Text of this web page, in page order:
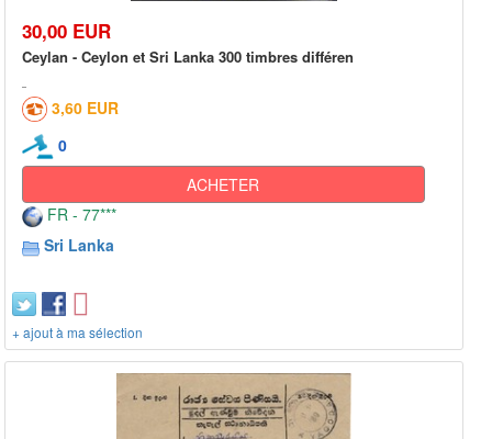
30,00 EUR
Ceylan - Ceylon et Sri Lanka 300 timbres différen
3,60 EUR
0
ACHETER
FR - 77***
Sri Lanka
+ ajout à ma sélection